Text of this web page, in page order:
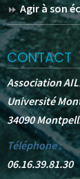
Agir à son
CONTACT
Association
Université
34090
Téléphone :
06.16.39.81.30